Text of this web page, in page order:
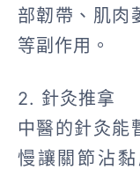
部韌帶、肌肉
等副作用。
2. 針灸推拿
中醫的針灸能
慢讓關節沾